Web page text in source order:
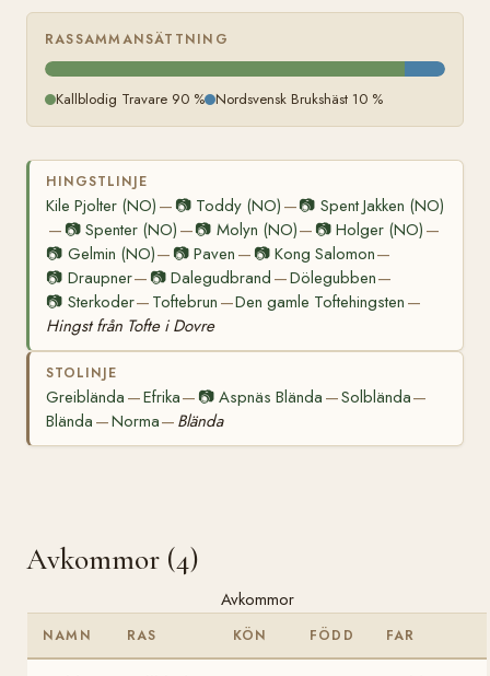
RASSAMMANSÄTTNING
Kallblodig Travare 90 % Nordsvensk Brukshäst 10 %
HINGSTLINJE
Kile Pjolter (NO) — 📷 Toddy (NO) —📷 Spent Jakken (NO)
— 📷Spenter (NO) —📷 Molyn (NO)— 📷Holger (NO) —
📷 Gelmin (NO)— 📷Paven — 📷 Kong Salomon—
📷 Draupner— 📷Dalegudbrand —Dölegubben—
📷 Sterkoder— Toftebrun —Den gamle Toftehingsten —
Hingst från Tofte i Dovre
STOLINJE
Greiblända —Efrika— 📷Aspnäs Blända —Solblända—
Blända —Norma— Blända
Avkommor (4)
Avkommor
NAMN RAS KÖN FÖDD FAR